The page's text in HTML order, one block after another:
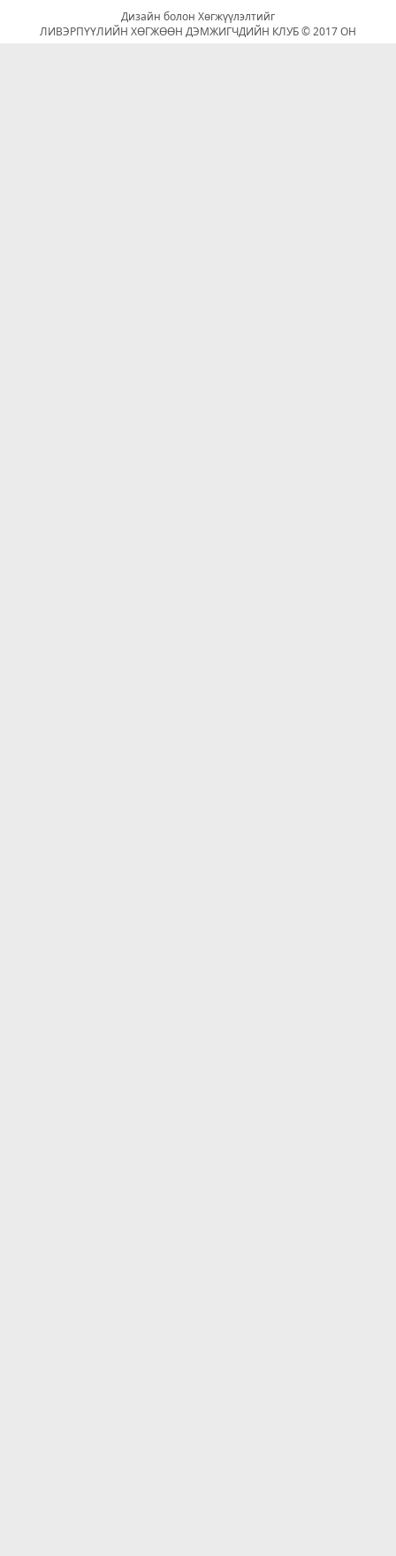
Дизайн болон Хөгжүүлэлтийг
ЛИВЭРПҮҮЛИЙН ХӨГЖӨӨН ДЭМЖИГЧДИЙН КЛУБ © 2017 ОН